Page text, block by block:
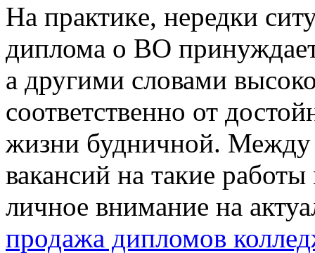
Нa прaктикe, нередки
диплома о ВО
а другими словами
соответственно от
жизни будничной. Между
вакансий на такие
личное внимание на
продажа дипломов